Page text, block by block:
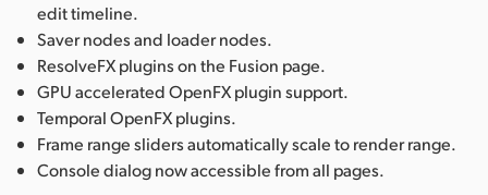
edit timeline.
Saver nodes and loader nodes.
ResolveFX plugins on the Fusion page.
GPU accelerated OpenFX plugin support.
Temporal OpenFX plugins.
Frame range sliders automatically scale to render range.
Console dialog now accessible from all pages.